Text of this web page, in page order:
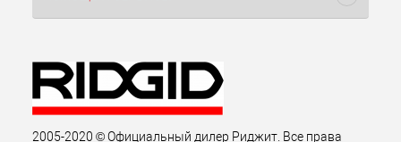
2005-2020 © Официальный дилер Риджит. Все права